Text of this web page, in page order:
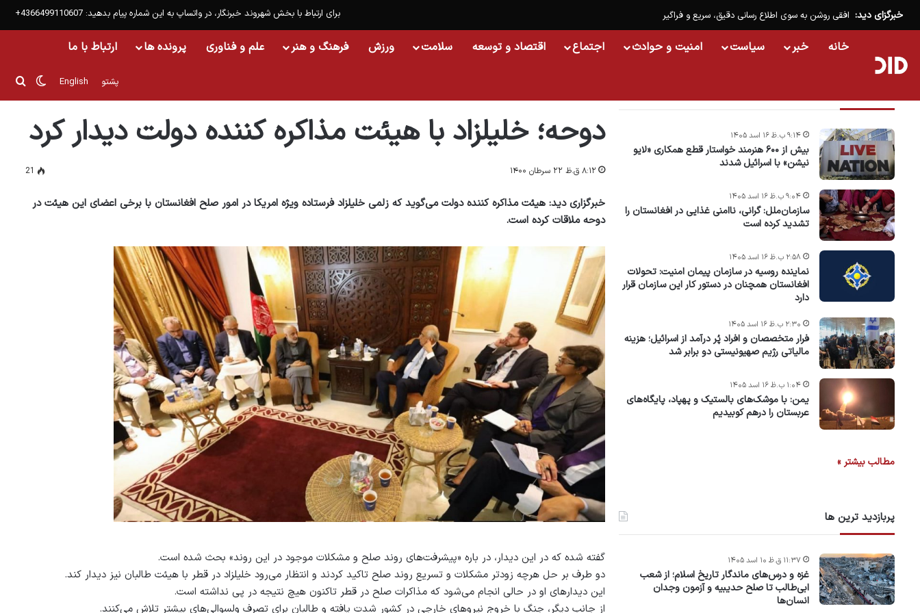
برای ارتباط با بخش شهروند خبرنگار، در واتساپ به این شماره پیام بدهید: 4366499110607+ خبرگزای دید: افقی روشن به سوی اطلاع رسانی دقیق، سریع و فراگیر
خانه خبر سیاست امنیت و حوادث اجتماع اقتصاد و توسعه سلامت ورزش فرهنگ و هنر علم و فناوری پرونده ها ارتباط با ما
English پشتو تغییر
دوحه؛ خلیلزاد با هیئت مذاکره کننده دولت دیدار کرد
۸:۱۲ ق.ظ ۲۲ سرطان ۱۴۰۰ 21
خبرگزاری دید: هیئت مذاکره کننده دولت می‌گوید که زلمی خلیلزاد فرستاده ویژه امریکا در امور صلح افغانستان با برخی اعضای این هیئت در
دوحه ملاقات کرده است.
گفته شده که در این دیدار، در باره «پیشرفت‌های روند صلح و مشکلات موجود در این روند» بحث شده است.
دو طرف بر حل هرچه زودتر مشکلات و تسریع روند صلح تاکید کردند و انتظار می‌رود خلیلزاد در قطر با هیئت طالبان نیز دیدار کند.
این دیدارهای او در حالی انجام می‌شود که مذاکرات صلح در قطر تاکنون هیچ نتیجه در پی‌ نداشته است.
از جانب دیگر، جنگ با خروج نیروهای خارجی در کشور شدت یافته و طالبان برای تصرف ولسوالی‌های بیشتر تلاش می‌کنند.
بیش از ۶۰۰ هنرمند خواستار قطع همکاری «لایو
نیشن» با اسرائیل شدند
۹:۱۴ ب.ظ ۱۶ اسد ۱۴۰۵
سازمان‌ملل: گرانی، ناامنی غذایی در افغانستان را
تشدید کرده است
۹:۰۴ ب.ظ ۱۶ اسد ۱۴۰۵
نماینده روسیه در سازمان پیمان امنیت: تحولات
افغانستان همچنان در دستور کار این سازمان قرار
دارد
۲:۵۸ ب.ظ ۱۶ اسد ۱۴۰۵
فرار متخصصان و افراد پُر درآمد از اسرائیل؛ هزینه
مالیاتی رژیم صهیونیستی دو برابر شد
۲:۳۰ ب.ظ ۱۶ اسد ۱۴۰۵
یمن: با موشک‌های بالستیک و پهپاد، پایگاه‌های
عربستان را درهم کوبیدیم
۱:۰۴ ب.ظ ۱۶ اسد ۱۴۰۵
مطالب بیشتر »
پربازدید ترین ها
غزه و درس‌های ماندگار تاریخ اسلام؛ از شعب
ابی‌طالب تا صلح حدیبیه و آزمون وجدان
انسان‌ها
۱۱:۳۷ ق.ظ ۱۰ اسد ۱۴۰۵